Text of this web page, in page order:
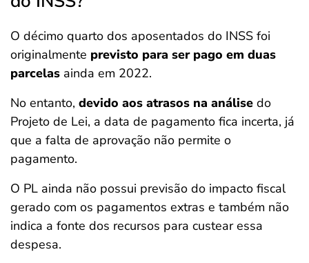
O décimo quarto dos aposentados do INSS foi
originalmente previsto para ser pago em duas
parcelas ainda em 2022.
No entanto, devido aos atrasos na análise do
Projeto de Lei, a data de pagamento fica incerta, já
que a falta de aprovação não permite o
pagamento.
O PL ainda não possui previsão do impacto fiscal
gerado com os pagamentos extras e também não
indica a fonte dos recursos para custear essa
despesa.